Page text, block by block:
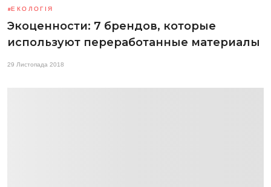
ЕКОЛОГІЯ
Экоценности: 7 брендов, которые
используют переработанные материалы
29 Листопада 2018